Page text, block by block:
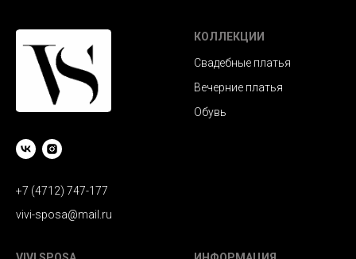
+7 (4712) 747-177
vivi-sposa@mail.ru
КОЛЛЕКЦИИ
Свадебные платья
Вечерние платья
Обувь